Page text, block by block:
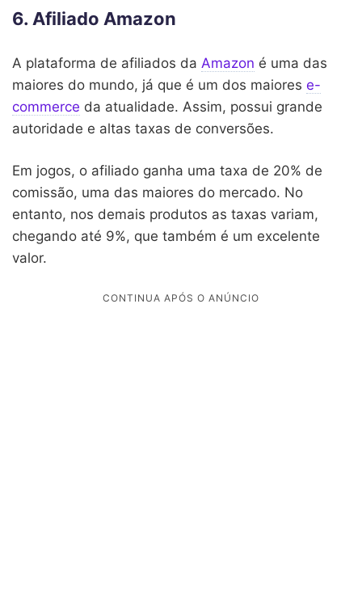
6. Afiliado Amazon
A plataforma de afiliados da Amazon é uma das
maiores do mundo, já que é um dos maiores e-
commerce da atualidade. Assim, possui grande
autoridade e altas taxas de conversões.
Em jogos, o afiliado ganha uma taxa de 20% de
comissão, uma das maiores do mercado. No
entanto, nos demais produtos as taxas variam,
chegando até 9%, que também é um excelente
valor.